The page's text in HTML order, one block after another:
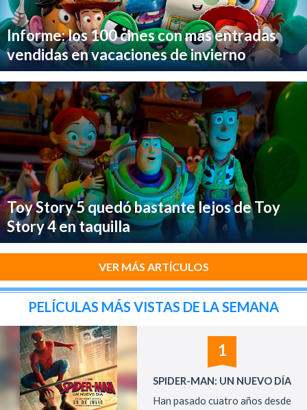
Informe: los 100 cines con más entradas
vendidas en vacaciones de invierno
Toy Story 5 quedó bastante lejos de Toy
Story 4 en taquilla
VER MÁS ARTÍCULOS
PELÍCULAS MÁS VISTAS DE LA SEMANA
1
SPIDER-MAN: UN NUEVO DÍA
Han pasado cuatro años desde